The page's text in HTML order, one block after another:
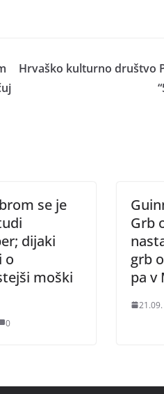
Hrvaško kulturno društvo
se je
dijaki
o
moški
0
Grb
grb
pa v